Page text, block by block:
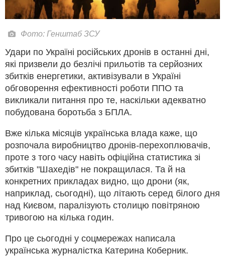
Фото: Генштаб ЗСУ
Удари по Україні російських дронів в останні дні,
які призвели до безлічі прильотів та серйозних
збитків енергетики, активізували в Україні
обговорення ефективності роботи ППО та
викликали питання про те, наскільки адекватно
побудована боротьба з БПЛА.
Вже кілька місяців українська влада каже, що
розпочала виробництво дронів-перехоплювачів,
проте з того часу навіть офіційна статистика зі
збитків "Шахедів" не покращилася. Та й на
конкретних прикладах видно, що дрони (як,
наприклад, сьогодні), що літають серед білого дня
над Києвом, паралізують столицю повітряною
тривогою на кілька годин.
Про це сьогодні у соцмережах написала
українська журналістка Катерина Коберник.